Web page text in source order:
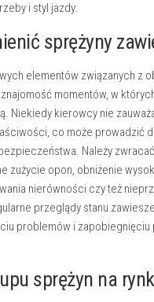
i styl jazdy.
sprężyny
elementów związanych z
momentów, w
Niekiedy kierowcy nie
co może prowadzić
Należy
zużycie opon, obniżenie
nierówności czy też
przeglądy stanu
problemów i zapobiegnięciu
sprężyn na